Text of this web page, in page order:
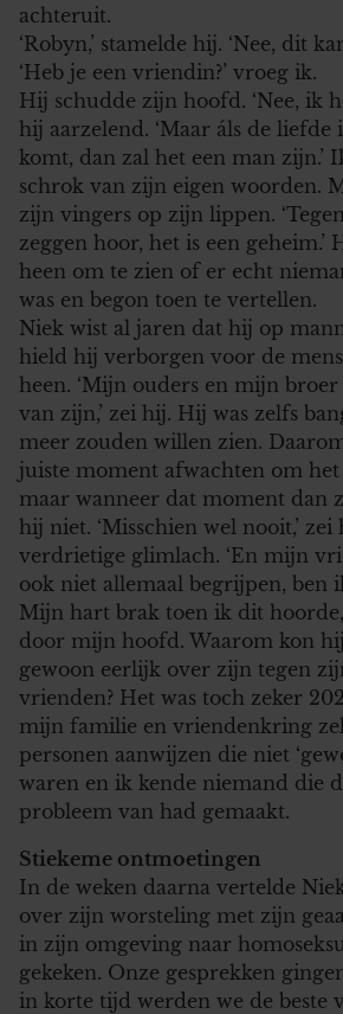
achteruit.
‘Robyn,’ stamelde hij. ‘Nee, dit
‘Heb je een vriendin?’ vroeg ik.
Hij schudde zijn hoofd. ‘Nee, ik
hij aarzelend. ‘Maar áls de
komt, dan zal het een man zijn.’
schrok van zijn eigen woorden.
zijn vingers op zijn lippen.
zeggen hoor, het is een geheim.’
heen om te zien of er echt
was en begon toen te vertellen.
Niek wist al jaren dat hij op
hield hij verborgen voor de
heen. ‘Mijn ouders en mijn
van zijn,’ zei hij. Hij was zelfs
meer zouden willen zien.
juiste moment afwachten om
maar wanneer dat moment dan
hij niet. ‘Misschien wel nooit,’ zei
verdrietige glimlach. ‘En mijn
ook niet allemaal begrijpen, ben
Mijn hart brak toen ik dit
door mijn hoofd. Waarom kon
gewoon eerlijk over zijn tegen
vrienden? Het was toch zeker
mijn familie en vriendenkring
personen aanwijzen die niet
waren en ik kende niemand die
probleem van had gemaakt.
Stiekeme ontmoetingen
In de weken daarna vertelde
over zijn worsteling met zijn
in zijn omgeving naar
gekeken. Onze gesprekken
in korte tijd werden we de beste